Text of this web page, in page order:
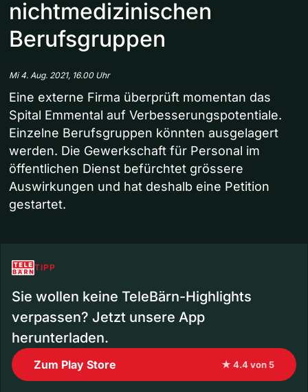
nichtmedizinischen
Berufsgruppen
Mi 4. Aug. 2021, 16.00 Uhr
Eine externe Firma überprüft momentan das
Spital Emmental auf Verbesserungspotentiale.
Einzelne Berufsgruppen könnten ausgelagert
werden. Die Gewerkschaft für Personal im
öffentlichen Dienst befürchtet grössere
Auswirkungen und hat deshalb eine Petition
gestartet.
TIPP
Sie wollen keine TeleBärn-Highlights
verpassen? Jetzt unsere App
herunterladen.
Zum Play Store ★ 4.4 von 5